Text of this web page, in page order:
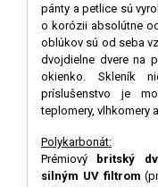
pánty a petlice sú
o korózii absolútne
oblúkov sú od seba
dvojdielne dvere na
okienko. Skleník
príslušenstvo je
teplomery, vlhkomery
Polykarbonát:
Prémiový
britský
silným UV filtrom